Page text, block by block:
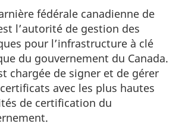
fédérale canadienne de
l’autorité de gestion des
pour l’infrastructure à clé
du gouvernement du Canada.
chargée de signer et de gérer
avec les plus hautes
de certification du
de la note en bas de page